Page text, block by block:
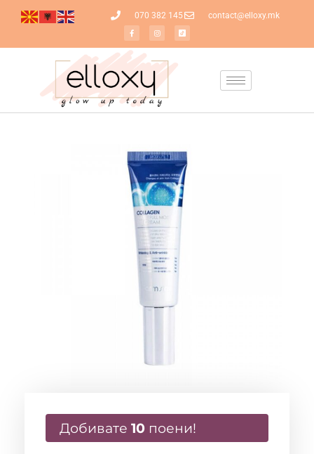
070 382 145 contact@elloxy.mk
Добивате 10 поени!